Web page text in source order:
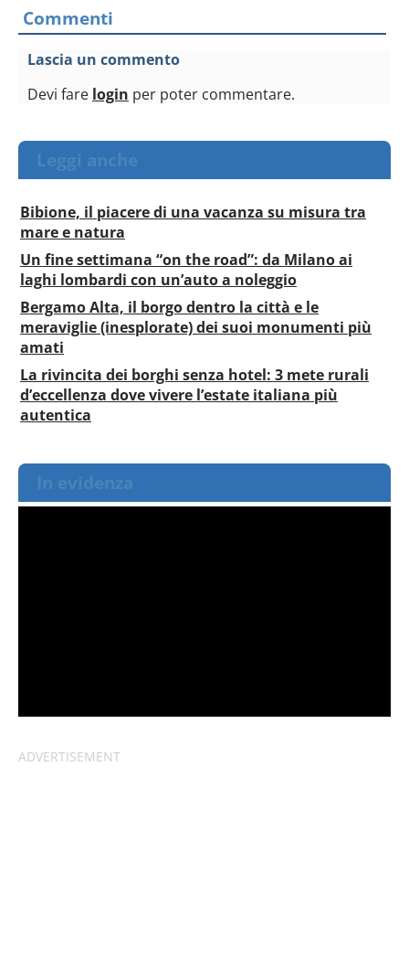
Commenti
Lascia un commento
Devi fare login per poter commentare.
Leggi anche
Bibione, il piacere di una vacanza su misura tra
mare e natura
Un fine settimana “on the road”: da Milano ai
laghi lombardi con un’auto a noleggio
Bergamo Alta, il borgo dentro la città e le
meraviglie (inesplorate) dei suoi monumenti più
amati
La rivincita dei borghi senza hotel: 3 mete rurali
d’eccellenza dove vivere l’estate italiana più
autentica
In evidenza